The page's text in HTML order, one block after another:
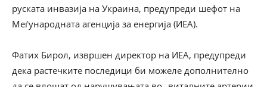
руската инвазија на Украина, предупреди шефот на
Меѓународната агенција за енергија (ИЕА).
Фатих Бирол, извршен директор на ИЕА, предупреди
дека растечките последици би можеле дополнително